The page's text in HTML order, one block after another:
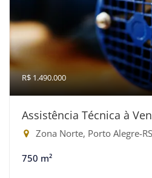
R$ 1.490.000
Assistência Técnica à
Zona Norte, Porto Alegre-RS
750 m²